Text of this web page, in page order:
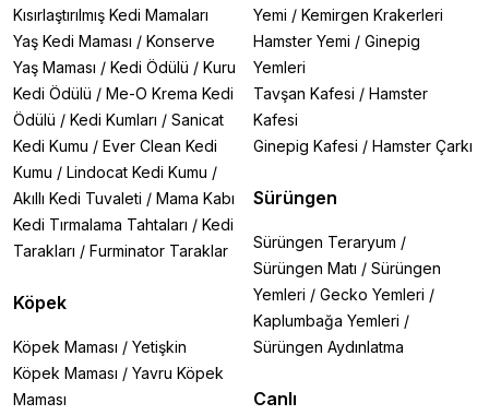
Kısırlaştırılmış Kedi Mamaları
Yaş Kedi Maması / Konserve
Yaş Maması / Kedi Ödülü / Kuru
Kedi Ödülü / Me-O Krema Kedi
Ödülü / Kedi Kumları / Sanicat
Kedi Kumu / Ever Clean Kedi
Kumu / Lindocat Kedi Kumu /
Akıllı Kedi Tuvaleti / Mama Kabı
Kedi Tırmalama Tahtaları / Kedi
Tarakları / Furminator Taraklar
Köpek
Köpek Maması / Yetişkin
Köpek Maması / Yavru Köpek
Maması
Yemi / Kemirgen Krakerleri
Hamster Yemi / Ginepig
Yemleri
Tavşan Kafesi / Hamster
Kafesi
Ginepig Kafesi / Hamster Çarkı
Sürüngen
Sürüngen Teraryum /
Sürüngen Matı / Sürüngen
Yemleri / Gecko Yemleri /
Kaplumbağa Yemleri /
Sürüngen Aydınlatma
Canlı